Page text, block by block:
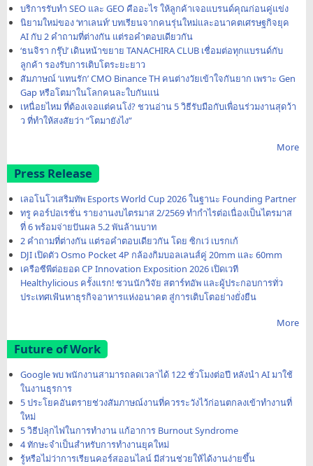
บริการรับทำ SEO และ GEO คืออะไร ให้ลูกค้าเจอแบรนด์คุณก่อนคู่แข่ง
นิยามใหม่ของ ‘ทาเลนท์’ บทเรียนจากคนรุ่นใหม่และอนาคตเศรษฐกิจยุค
AI กับ 2 คำถามที่ต่างกัน แต่รอคำตอบเดียวกัน
‘ธนจิรา กรุ๊ป’ เดินหน้าขยาย TANACHIRA CLUB เชื่อมต่อทุกแบรนด์กับ
ลูกค้า รองรับการเติบโตระยะยาว
สัมภาษณ์ ‘แทนรัก’ CMO Binance TH คนต่างวัยเข้าใจกันยาก เพราะ Gen
Gap หรือโตมาในโลกคนละใบกันแน่
เหนื่อยไหม ที่ต้องเจอแต่คนโง่? ชวนอ่าน 5 วิธีรับมือกับเพื่อนร่วมงานสุดว้า
ว ที่ทำให้สงสัยว่า “โตมายังไง”
More
Press Release
เลอโนโวเสริมทัพ Esports World Cup 2026 ในฐานะ Founding Partner
ทรู คอร์ปอเรชั่น รายงานงบไตรมาส 2/2569 ทำกำไรต่อเนื่องเป็นไตรมาส
ที่ 6 พร้อมจ่ายปันผล 5.2 พันล้านบาท
2 คำถามที่ต่างกัน แต่รอคำตอบเดียวกัน โดย ซิกเว่ เบรกเก้
DJI เปิดตัว Osmo Pocket 4P กล้องกิมบอลเลนส์คู่ 20mm และ 60mm
เครือซีพีต่อยอด CP Innovation Exposition 2026 เปิดเวที
Healthylicious ครั้งแรก! ชวนนักวิจัย สตาร์ทอัพ และผู้ประกอบการทั่ว
ประเทศเฟ้นหาธุรกิจอาหารแห่งอนาคต สู่การเติบโตอย่างยั่งยืน
More
Future of Work
Google พบ พนักงานสามารถลดเวลาได้ 122 ชั่วโมงต่อปี หลังนำ AI มาใช้
ในงานธุรการ
5 ประโยคอันตรายช่วงสัมภาษณ์งานที่ควรระวังไว้ก่อนตกลงเข้าทำงานที่
ใหม่
5 วิธีปลุกไฟในการทำงาน แก้อาการ Burnout Syndrome
4 ทักษะจำเป็นสำหรับการทำงานยุคใหม่
รู้หรือไม่ว่าการเรียนคอร์สออนไลน์ มีส่วนช่วยให้ได้งานง่ายขึ้น